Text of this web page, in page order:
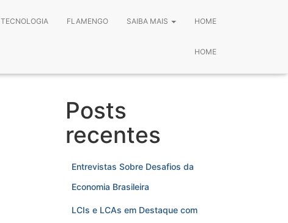
TECNOLOGIA FLAMENGO SAIBA MAIS HOME
HOME
Posts
recentes
Entrevistas Sobre Desafios da
Economia Brasileira
LCIs e LCAs em Destaque com